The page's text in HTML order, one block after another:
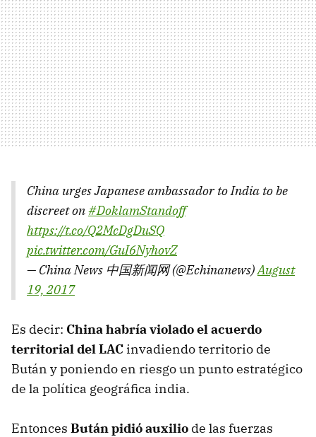
China urges Japanese ambassador to India to be
discreet on#DoklamStandoff
https://t.co/Q2McDgDuSQ
pic.twitter.com/GuI6NyhovZ
— China News 中国新闻网 (@Echinanews)August
19, 2017
Es decir: China habría violado el acuerdo
territorial del LAC invadiendo territorio de
Bután y poniendo en riesgo un punto estratégico
de la política geográfica india.
Entonces Bután pidió auxilio de las fuerzas